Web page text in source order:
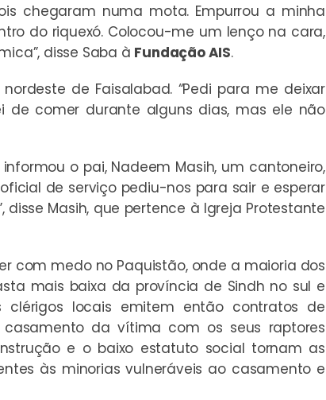
chegaram numa mota. Empurrou a minha
do riquexó. Colocou-me um lenço na cara,
disse Saba à Fundação AIS.
de Faisalabad. “Pedi para me deixar
de comer durante alguns dias, mas ele não
o pai, Nadeem Masih, um cantoneiro,
de serviço pediu-nos para sair e esperar
Masih, que pertence à Igreja Protestante
com medo no Paquistão, onde a maioria dos
mais baixa da província de Sindh no sul e
clérigos locais emitem então contratos de
da vítima com os seus raptores
e o baixo estatuto social tornam as
às minorias vulneráveis ao casamento e